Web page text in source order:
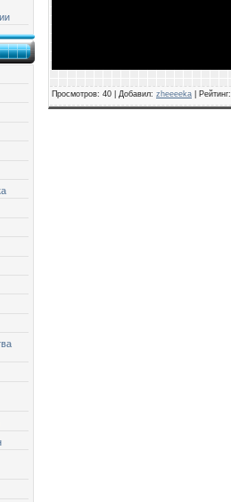
Просмотров: 40 | Добавил: zheeeeka Рейтинг